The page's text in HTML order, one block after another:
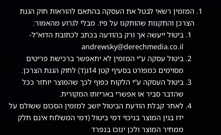
המזמין רשאי לבטל את העסקה בהתאם להוראות חוק הגנת
הצרכן והתקנות שהותקנו על פיו. מבלי לגרוע מהאמור:
ביטול ייעשה אך ורק בהודעה בכתב לכתובת הדוא“ל-
andrewsky@derechmedia.co.il
ביטול עסקה ע“י המזמין לא יתאפשר ברכישת פריטים
מסוימים כמפורט בסעיף קטן 14ג(ד) לחוק הגנת הצרכן.
ביטול העסקה ע“י הלקוח כפוף לכך שהמוצר יוחזר ככל
שהדבר סביר או אפשרי באריזתו המקורית.
לאחר קבלת הודעת הביטול יושב למזמין הסכום ששולם על
ידו בגין המוצר בניכוי דמי ביטול (דמי המשלוח אינם חלק
ממחיר המוצר ולכן ינוכו בנפרד